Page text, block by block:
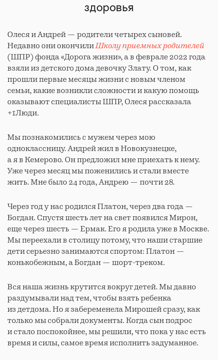
здоровья
Олеся и Андрей — родители четырех сыновей.
Недавно они окончилиШколу приемных родителей
(ШПР) фонда «Дорога жизни», а в феврале 2022 года
взяли из детского дома девочку Злату. О том, как
прошли первые месяцы жизни с новым членом
семьи, какие возникли сложности и какую помощь
оказывают специалисты ШПР, Олеся рассказала
+1Люди.
Мы познакомились с мужем через мою
одноклассницу. Андрей жил в Новокузнецке,
а я в Кемерово. Он предложил мне приехать к нему.
Уже через месяц мы поженились и стали вместе
жить. Мне было 24 года, Андрею — почти 28.
Через год у нас родился Платон, через два года —
Богдан. Спустя шесть лет на свет появился Мирон,
еще через шесть — Ермак. Его я родила уже в Москве.
Мы переехали в столицу потому, что наши старшие
дети серьезно занимаются спортом: Платон —
конькобежным, а Богдан — шорт-треком.
Вся наша жизнь крутится вокруг детей. Мы давно
раздумывали над тем, чтобы взять ребенка
из детдома. Но я забеременела Мирошей сразу, как
только мы собрали документы. Когда сын подрос
и стало поспокойнее, мы решили, что пока у нас есть
время и силы, самое время исполнить задуманное.